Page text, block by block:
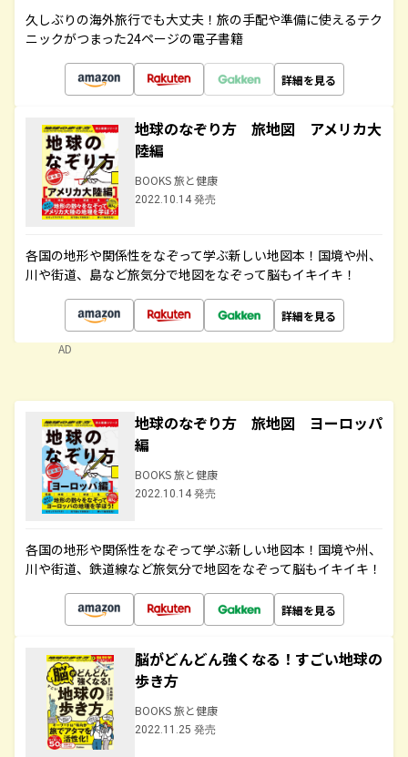
久しぶりの海外旅行でも大丈夫！旅の手配や準備に使えるテク
ニックがつまった24ページの電子書籍
詳細を見る
地球のなぞり方 旅地図 アメリカ大
陸編
BOOKS 旅と健康
2022.10.14 発売
各国の地形や関係性をなぞって学ぶ新しい地図本！国境や州、
川や街道、島など旅気分で地図をなぞって脳もイキイキ！
詳細を見る
AD
地球のなぞり方 旅地図 ヨーロッパ
編
BOOKS 旅と健康
2022.10.14 発売
各国の地形や関係性をなぞって学ぶ新しい地図本！国境や州、
川や街道、鉄道線など旅気分で地図をなぞって脳もイキイキ！
詳細を見る
脳がどんどん強くなる！すごい地球の
歩き方
BOOKS 旅と健康
2022.11.25 発売